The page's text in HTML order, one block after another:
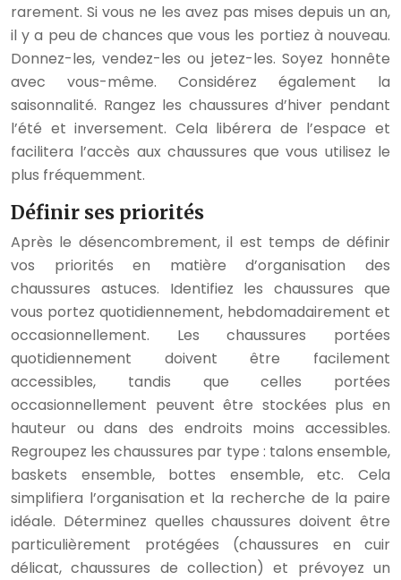
rarement. Si vous ne les avez pas mises depuis un an,
il y a peu de chances que vous les portiez à nouveau.
Donnez-les, vendez-les ou jetez-les. Soyez honnête
avec vous-même. Considérez également la
saisonnalité. Rangez les chaussures d’hiver pendant
l’été et inversement. Cela libérera de l’espace et
facilitera l’accès aux chaussures que vous utilisez le
plus fréquemment.
Définir ses priorités
Après le désencombrement, il est temps de définir
vos priorités en matière d’organisation des
chaussures astuces. Identifiez les chaussures que
vous portez quotidiennement, hebdomadairement et
occasionnellement. Les chaussures portées
quotidiennement doivent être facilement
accessibles, tandis que celles portées
occasionnellement peuvent être stockées plus en
hauteur ou dans des endroits moins accessibles.
Regroupez les chaussures par type : talons ensemble,
baskets ensemble, bottes ensemble, etc. Cela
simplifiera l’organisation et la recherche de la paire
idéale. Déterminez quelles chaussures doivent être
particulièrement protégées (chaussures en cuir
délicat, chaussures de collection) et prévoyez un